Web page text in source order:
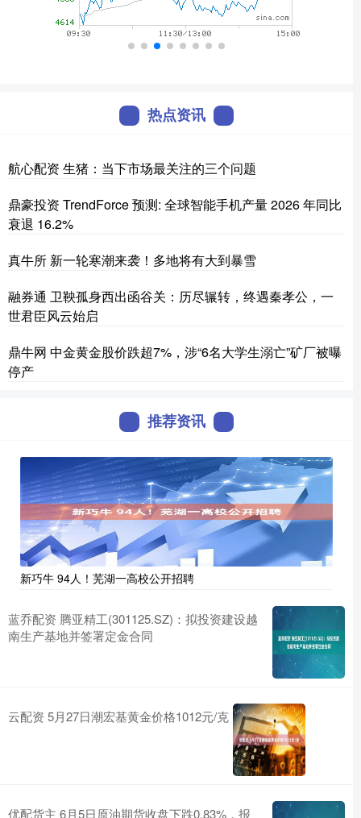
热点资讯
航心配资 生猪：当下市场最关注的三个问题
鼎豪投资 TrendForce 预测: 全球智能手机产量 2026 年同比
衰退 16.2%
真牛所 新一轮寒潮来袭！多地将有大到暴雪
融券通 卫鞅孤身西出函谷关：历尽辗转，终遇秦孝公，一
世君臣风云始启
鼎牛网 中金黄金股价跌超7%，涉“6名大学生溺亡”矿厂被曝
停产
推荐资讯
新巧牛 94人！芜湖一高校公开招聘
蓝乔配资 腾亚精工(301125.SZ)：拟投资建设越
南生产基地并签署定金合同
云配资 5月27日潮宏基黄金价格1012元/克
优配货主 6月5日原油期货收盘下跌0.83%，报